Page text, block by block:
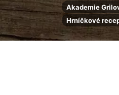
Akademie
Hrníčkové